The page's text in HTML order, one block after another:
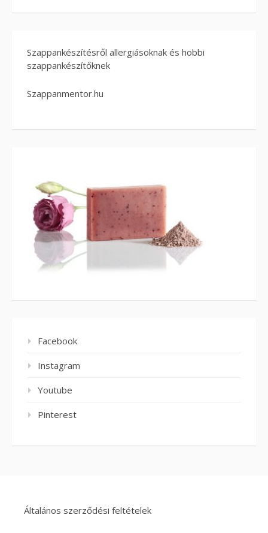
Szappankészítésről allergiásoknak és hobbi
szappankészítőknek
Szappanmentor.hu
Facebook
Instagram
Youtube
Pinterest
Általános szerződési feltételek